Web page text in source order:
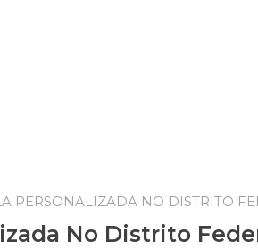
PERSONALIZADA NO DISTRITO
No Distrito